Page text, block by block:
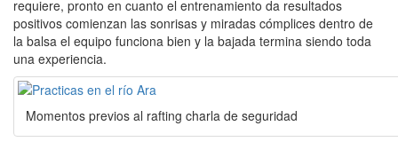
requiere, pronto en cuanto el entrenamiento da resultados
positivos comienzan las sonrisas y miradas cómplices dentro de
la balsa el equipo funciona bien y la bajada termina siendo toda
una experiencia.
Momentos previos al rafting charla de seguridad